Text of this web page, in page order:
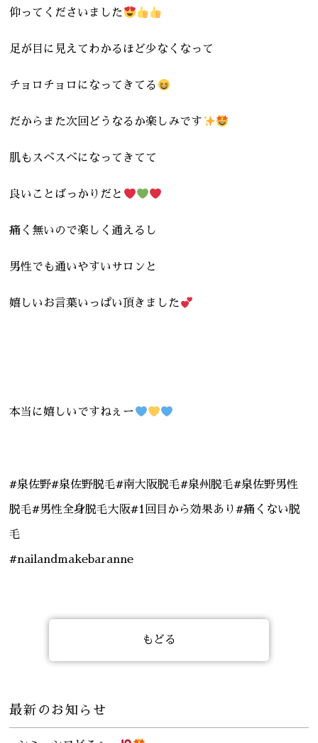
仰ってくださいました
足が目に見えてわかるほど少なくなって
チョロチョロになってきてる
だからまた次回どうなるか楽しみです
肌もスベスベになってきてて
良いことばっかりだと
痛く無いので楽しく通えるし
男性でも通いやすいサロンと
嬉しいお言葉いっぱい頂きました
本当に嬉しいですねぇー
#泉佐野#泉佐野脱毛#南大阪脱毛#泉州脱毛#泉佐野男性
脱毛#男性全身脱毛大阪#1回目から効果あり#痛くない脱
毛
#nailandmakebaranne
もどる
最新のお知らせ